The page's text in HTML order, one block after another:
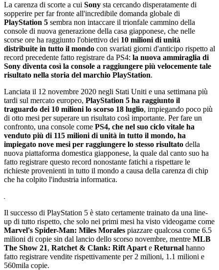
La carenza di scorte a cui Sony sta cercando disperatamente di
sopperire per far fronte all'incredibile domanda globale di
PlayStation 5 sembra non intaccare il trionfale cammino della
console di nuova generazione della casa giapponese, che nelle
scorse ore ha raggiunto l'obiettivo dei 10 milioni di unità
distribuite in tutto il mondo con svariati giorni d'anticipo rispetto al
record precedente fatto registrare da PS4: la nuova ammiraglia di
Sony diventa così la console a raggiungere più velocemente tale
risultato nella storia del marchio PlayStation.
Lanciata il 12 novembre 2020 negli Stati Uniti e una settimana più
tardi sul mercato europeo, PlayStation 5 ha raggiunto il
traguardo dei 10 milioni lo scorso 18 luglio, impiegando poco più
di otto mesi per superare un risultato così importante. Per fare un
confronto, una console come PS4, che nel suo ciclo vitale ha
venduto più di 115 milioni di unità in tutto il mondo, ha
impiegato nove mesi per raggiungere lo stesso risultato della
nuova piattaforma domestica giapponese, la quale dal canto suo ha
fatto registrare questo record nonostante fatichi a rispettare le
richieste provenienti in tutto il mondo a causa della carenza di chip
che ha colpito l'industria informatica.
Il successo di PlayStation 5 è stato certamente trainato da una line-
up di tutto rispetto, che solo nei primi mesi ha visto videogame come
Marvel's Spider-Man: Miles Morales piazzare qualcosa come 6.5
milioni di copie sin dal lancio dello scorso novembre, mentre MLB
The Show 21, Ratchet & Clank: Rift Apart e Returnal hanno
fatto registrare vendite rispettivamente per 2 milioni, 1.1 milioni e
560mila copie.